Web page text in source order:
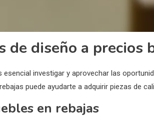
de diseño a precios
investigar y aprovechar las
puede ayudarte a adquirir piezas de
en rebajas